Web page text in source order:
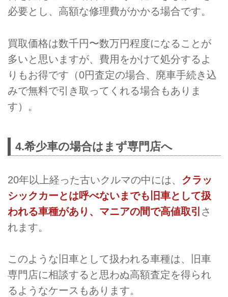
必要とし、高額な修理費がかかる場合です。
買取価格は数千円〜数万円程度になることが
多いと思いますが、費用をかけて処分するよ
りもお得です（0円査定の場合、廃車手続き込
みで無料で引き取ってくれる場合もありま
す）。
4.希少車の場合はまず専門店へ
20年以上経った古いクルマの中には、 クラッ
シックカーとは呼べないまでも旧車として扱
われる車種があり、マニアの間で高値取引 さ
れます。
このような旧車として扱われる車種は、旧車
専門店に相談すると思わぬ高額査定を得られ
るようなケースもあります。